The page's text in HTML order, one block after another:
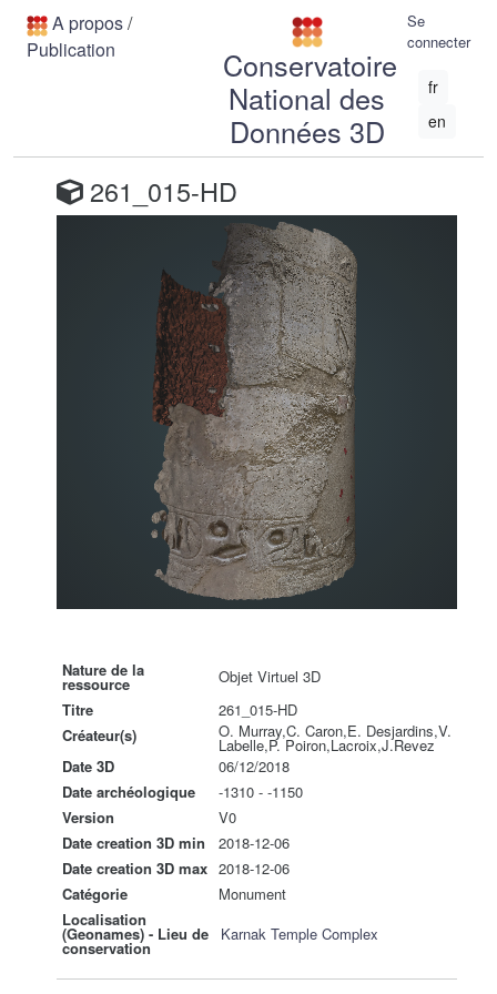
A propos/
Publication
Conservatoire
National des
Données 3D
Se
connecter
fr
en
261_015-HD
Nature de la
ressource
Objet Virtuel 3D
Titre
261_015-HD
Créateur(s)
O. Murray,C. Caron,E. Desjardins,V.
Labelle,P. Poiron,Lacroix,J.Revez
Date 3D
06/12/2018
Date archéologique
-1310 - -1150
Version
V0
Date creation 3D min
2018-12-06
Date creation 3D max 2018-12-06
Catégorie
Monument
Localisation
(Geonames) - Lieu de
conservation
Karnak Temple Complex